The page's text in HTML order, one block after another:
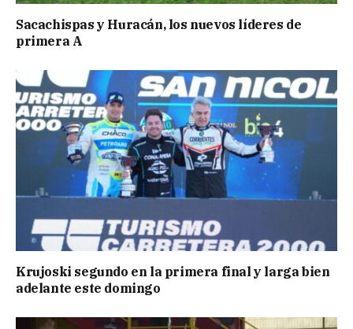
Sacachispas y Huracán, los nuevos líderes de
primera A
Krujoski segundo en la primera final y larga bien
adelante este domingo